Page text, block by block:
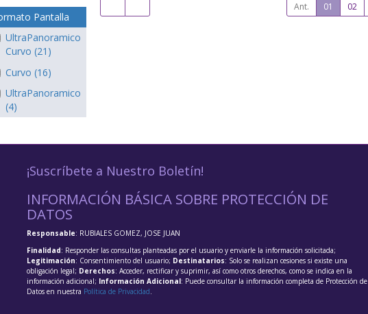
Pantalla
UltraPanoramico
Curvo (21)
Curvo (16)
UltraPanoramico
(4)
Ant. 01 02
¡Suscríbete a Nuestro Boletín!
INFORMACIÓN BÁSICA SOBRE PROTECCIÓN DE
DATOS
Responsable: RUBIALES GOMEZ, JOSE JUAN
Finalidad: Responder las consultas planteadas por el usuario y enviarle la información solicitada;
Legitimación: Consentimiento del usuario; Destinatarios: Solo se realizan cesiones si existe una
obligación legal; Derechos: Acceder, rectificar y suprimir, así como otros derechos, como se indica en la
información adicional; Información Adicional: Puede consultar la información completa de Protección de
Datos en nuestra Política de Privacidad.